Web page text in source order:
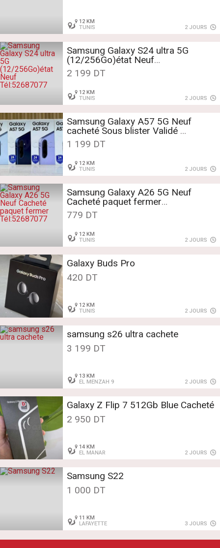
12 KM
TUNIS
2 JOURS
Samsung Galaxy S24 ultra 5G
(12/256Go)état Neuf
Tél:52687077
2 199 DT
12 KM
TUNIS
2 JOURS
Samsung Galaxy A57 5G Neuf
cacheté Sous blister Validé
Tél:52687077
1 199 DT
12 KM
TUNIS
2 JOURS
Samsung Galaxy A26 5G Neuf
Cacheté paquet fermer
Tél:52687077
779 DT
12 KM
TUNIS
2 JOURS
Galaxy Buds Pro
420 DT
12 KM
TUNIS
2 JOURS
samsung s26 ultra cachete
3 199 DT
13 KM
EL MENZAH 9
2 JOURS
Galaxy Z Flip 7 512Gb Blue Cacheté
2 950 DT
14 KM
EL MANAR
2 JOURS
Samsung S22
1 000 DT
11 KM
LAFAYETTE
3 JOURS